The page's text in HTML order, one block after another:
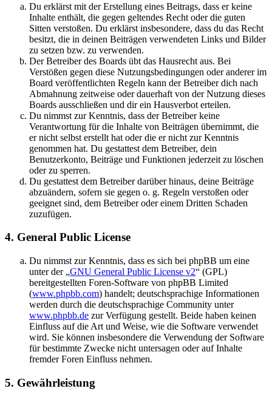
Du erklärst mit der Erstellung eines Beitrags, dass er keine
Inhalte enthält, die gegen geltendes Recht oder die guten
Sitten verstoßen. Du erklärst insbesondere, dass du das Recht
besitzt, die in deinen Beiträgen verwendeten Links und Bilder
zu setzen bzw. zu verwenden.
Der Betreiber des Boards übt das Hausrecht aus. Bei
Verstößen gegen diese Nutzungsbedingungen oder anderer im
Board veröffentlichten Regeln kann der Betreiber dich nach
Abmahnung zeitweise oder dauerhaft von der Nutzung dieses
Boards ausschließen und dir ein Hausverbot erteilen.
Du nimmst zur Kenntnis, dass der Betreiber keine
Verantwortung für die Inhalte von Beiträgen übernimmt, die
er nicht selbst erstellt hat oder die er nicht zur Kenntnis
genommen hat. Du gestattest dem Betreiber, dein
Benutzerkonto, Beiträge und Funktionen jederzeit zu löschen
oder zu sperren.
Du gestattest dem Betreiber darüber hinaus, deine Beiträge
abzuändern, sofern sie gegen o. g. Regeln verstoßen oder
geeignet sind, dem Betreiber oder einem Dritten Schaden
zuzufügen.
4. General Public License
Du nimmst zur Kenntnis, dass es sich bei phpBB um eine
unter der „GNU General Public License v2“ (GPL)
bereitgestellten Foren-Software von phpBB Limited
(www.phpbb.com) handelt; deutschsprachige Informationen
werden durch die deutschsprachige Community unter
www.phpbb.de zur Verfügung gestellt. Beide haben keinen
Einfluss auf die Art und Weise, wie die Software verwendet
wird. Sie können insbesondere die Verwendung der Software
für bestimmte Zwecke nicht untersagen oder auf Inhalte
fremder Foren Einfluss nehmen.
5. Gewährleistung